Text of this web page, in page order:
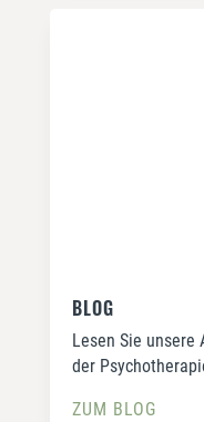
BLOG
Lesen Sie unsere
der
ZUM BLOG